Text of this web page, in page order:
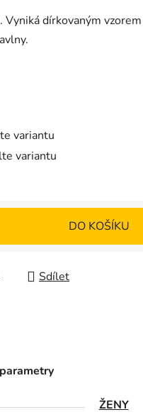
dírkovaným vzorem
variantu
variantu
DO KOŠÍKU
Sdílet
ŽENY